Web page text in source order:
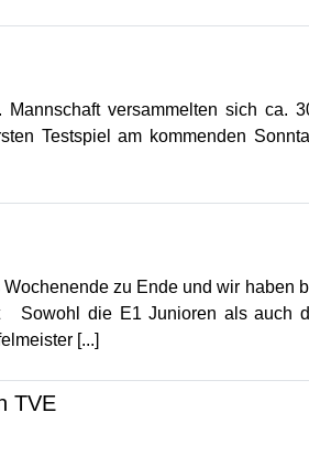
Mannschaft versammelten sich ca.
Testspiel am kommenden
zu Ende und wir haben
Sowohl die E1 Junioren als auch
[...]
TVE